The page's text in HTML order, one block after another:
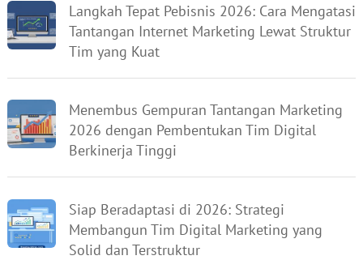
Langkah Tepat Pebisnis 2026: Cara Mengatasi
Tantangan Internet Marketing Lewat Struktur
Tim yang Kuat
Menembus Gempuran Tantangan Marketing
2026 dengan Pembentukan Tim Digital
Berkinerja Tinggi
Siap Beradaptasi di 2026: Strategi
Membangun Tim Digital Marketing yang
Solid dan Terstruktur